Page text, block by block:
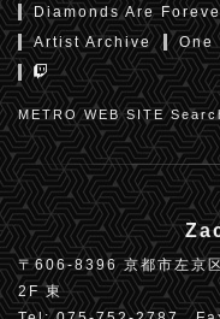
Diamonds Are
Artist Archive
One
METRO WEB SITE
〒606-8396 京都市左京
2F 東